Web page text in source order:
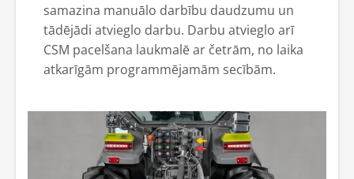
samazina manuālo darbību daudzumu un
tādējādi atvieglo darbu. Darbu atvieglo arī
CSM pacelšana laukmalē ar četrām, no laika
atkarīgām programmējamām secībām.